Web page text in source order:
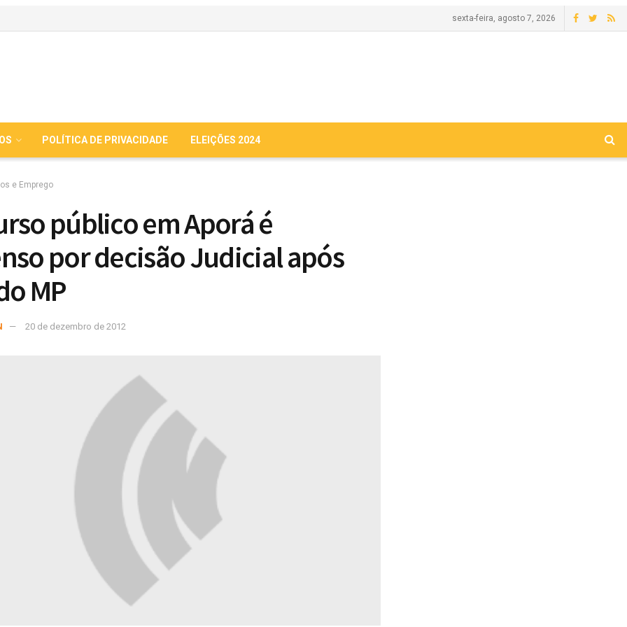
sexta-feira, agosto 7, 2026
POLÍTICA DE PRIVACIDADE ELEIÇÕES 2024
e Emprego
público em Aporá é
por decisão Judicial após
MP
20 de dezembro de 2012